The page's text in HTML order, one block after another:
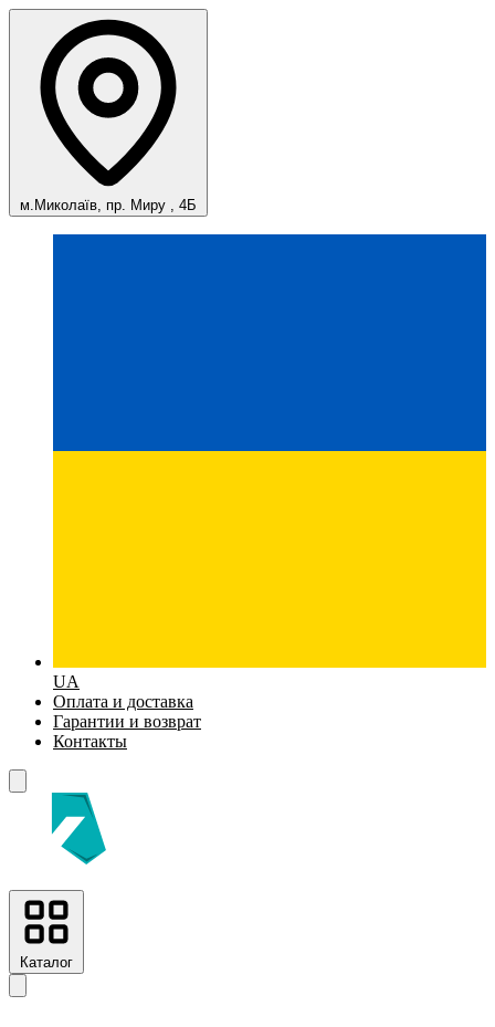
м.Миколаїв, пр. Миру , 4Б
UA
Оплата и доставка
Гарантии и возврат
Контакты
Каталог